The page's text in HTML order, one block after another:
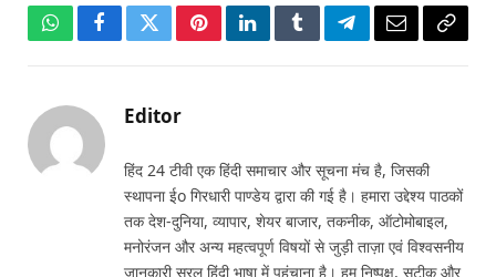
WhatsAppFacebookTwitterPinterestLinkedInTumblrTelegramEmailCopy
Editor
हिंद 24 टीवी एक हिंदी समाचार और सूचना मंच है, जिसकी
स्थापना ईo गिरधारी पाण्डेय द्वारा की गई है। हमारा उद्देश्य पाठकों
तक देश-दुनिया, व्यापार, शेयर बाजार, तकनीक, ऑटोमोबाइल,
मनोरंजन और अन्य महत्वपूर्ण विषयों से जुड़ी ताज़ा एवं विश्वसनीय
जानकारी सरल हिंदी भाषा में पहुंचाना है। हम निष्पक्ष, सटीक और